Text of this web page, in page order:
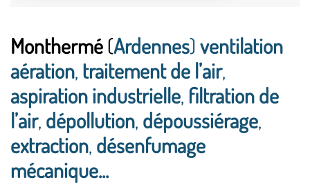
Monthermé(Ardennes)ventilation
aération, traitement de l’air,
aspiration industrielle, filtration de
l’air, dépollution, dépoussiérage,
extraction, désenfumage
mécanique...